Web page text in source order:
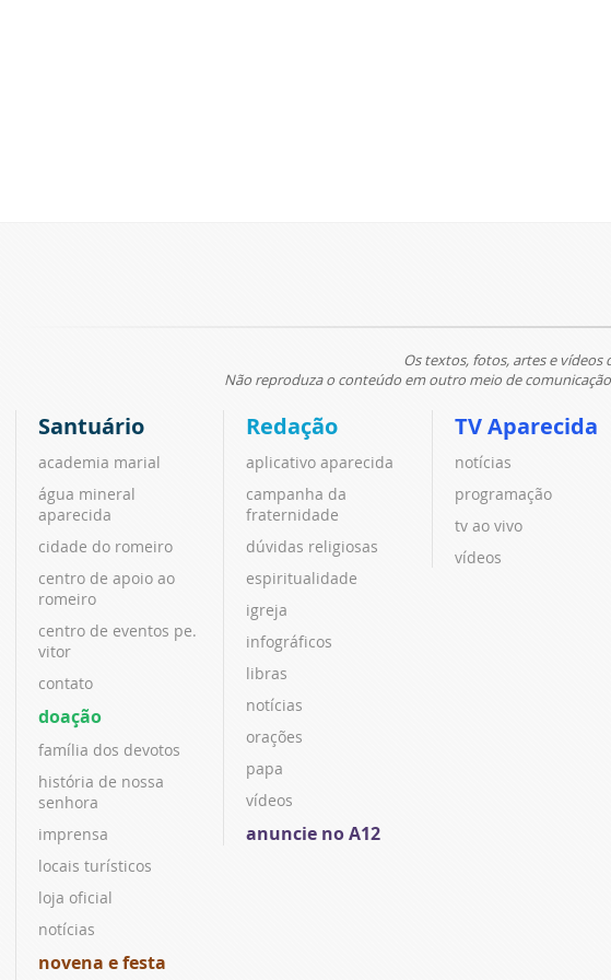
Os textos, fotos, artes e vídeos
Não reproduza o conteúdo em outro meio de
Santuário
academia marial
água mineral
aparecida
cidade do romeiro
centro de apoio ao
romeiro
centro de eventos pe.
vitor
contato
doação
família dos devotos
história de nossa
senhora
imprensa
locais turísticos
loja oficial
notícias
novena e festa
Redação
aplicativo aparecida
campanha da
fraternidade
dúvidas religiosas
espiritualidade
igreja
infográficos
libras
notícias
orações
papa
vídeos
anuncie no A12
TV Aparecida
notícias
programação
tv ao vivo
vídeos